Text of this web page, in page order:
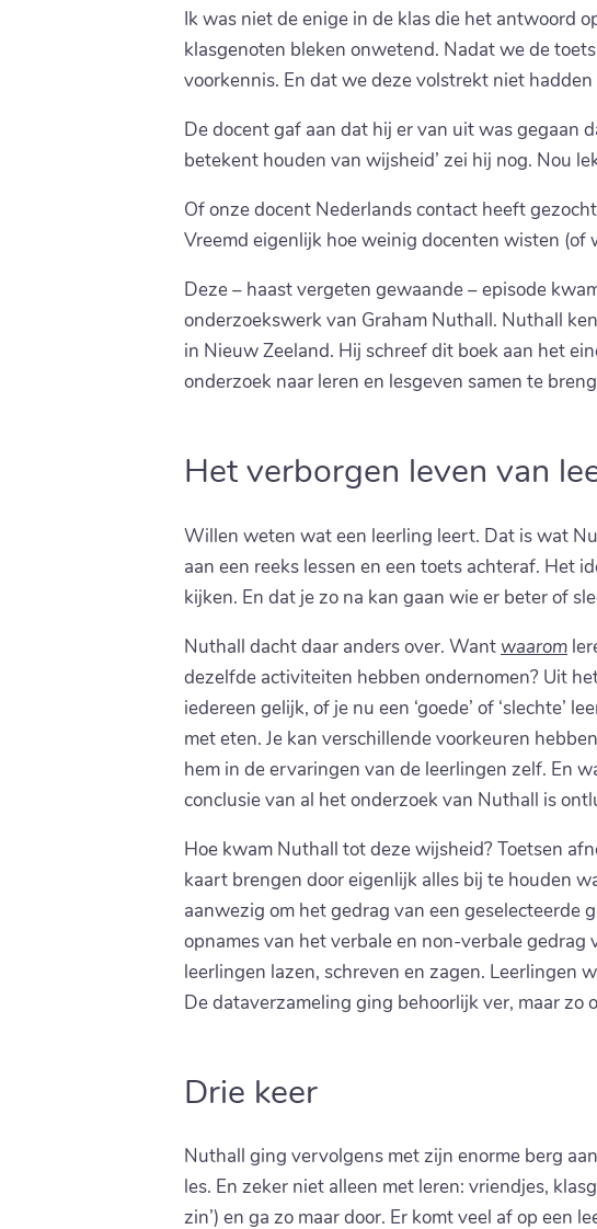
Ik was niet de enige in de klas die het antwoord
klasgenoten bleken onwetend. Nadat we de
voorkennis. En dat we deze volstrekt niet
De docent gaf aan dat hij er van uit was gegaan
betekent houden van wijsheid’ zei hij nog. Nou
Of onze docent Nederlands contact heeft
Vreemd eigenlijk hoe weinig docenten wisten
Deze – haast vergeten gewaande – episode
onderzoekswerk van Graham Nuthall. Nuthall
in Nieuw Zeeland. Hij schreef dit boek aan het
onderzoek naar leren en lesgeven samen te
Het verborgen leven van
Willen weten wat een leerling leert. Dat is wat
aan een reeks lessen en een toets achteraf. Het
kijken. En dat je zo na kan gaan wie er beter of
Nuthall dacht daar anders over. Want waarom
dezelfde activiteiten hebben ondernomen? Uit
iedereen gelijk, of je nu een ‘goede’ of
met eten. Je kan verschillende voorkeuren
hem in de ervaringen van de leerlingen zelf. En
conclusie van al het onderzoek van Nuthall is
Hoe kwam Nuthall tot deze wijsheid? Toetsen
kaart brengen door eigenlijk alles bij te houden
aanwezig om het gedrag van een geselecteerde
opnames van het verbale en non-verbale
leerlingen lazen, schreven en zagen. Leerlingen
De dataverzameling ging behoorlijk ver, maar zo
Drie keer
Nuthall ging vervolgens met zijn enorme berg
les. En zeker niet alleen met leren: vriendjes,
zin’) en ga zo maar door. Er komt veel af op een